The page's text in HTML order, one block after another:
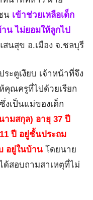
น เข้าช่วยเหลือเด็ก
น ไม่ยอมให้ลูกไป
นสุข อ.เมือง จ.ชลบุรี
ะตูเงียบ เจ้าหน้าที่จึง
คุณครูที่ไปด้วยเรียก
เป็นแม่ของเด็ก
มสกุล) อายุ 37 ปี
ปี อยู่ชั้นประถม
อยู่ในบ้าน โดยนาย
สอบถามสาเหตุที่ไม่